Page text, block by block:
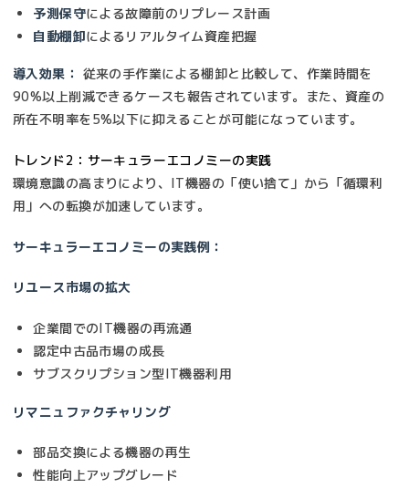
予測保守による故障前のリプレース計画
自動棚卸によるリアルタイム資産把握
導入効果： 従来の手作業による棚卸と比較して、作業時間を
90%以上削減できるケースも報告されています。また、資産の
所在不明率を5%以下に抑えることが可能になっています。
トレンド2：サーキュラーエコノミーの実践
環境意識の高まりにより、IT機器の「使い捨て」から「循環利
用」への転換が加速しています。
サーキュラーエコノミーの実践例：
リユース市場の拡大
企業間でのIT機器の再流通
認定中古品市場の成長
サブスクリプション型IT機器利用
リマニュファクチャリング
部品交換による機器の再生
性能向上アップグレード